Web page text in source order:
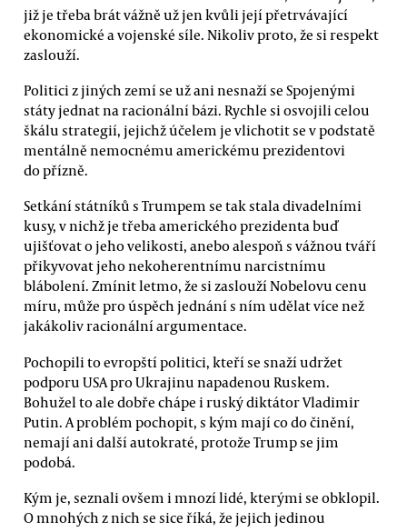
již je třeba brát vážně už jen kvůli její přetrvávající
ekonomické a vojenské síle. Nikoliv proto, že si respekt
zaslouží.
Politici z jiných zemí se už ani nesnaží se Spojenými
státy jednat na racionální bázi. Rychle si osvojili celou
škálu strategií, jejichž účelem je vlichotit se v podstatě
mentálně nemocnému americkému prezidentovi
do přízně.
Setkání státníků s Trumpem se tak stala divadelními
kusy, v nichž je třeba amerického prezidenta buď
ujišťovat o jeho velikosti, anebo alespoň s vážnou tváří
přikyvovat jeho nekoherentnímu narcistnímu
blábolení. Zmínit letmo, že si zaslouží Nobelovu cenu
míru, může pro úspěch jednání s ním udělat více než
jakákoliv racionální argumentace.
Pochopili to evropští politici, kteří se snaží udržet
podporu USA pro Ukrajinu napadenou Ruskem.
Bohužel to ale dobře chápe i ruský diktátor Vladimir
Putin. A problém pochopit, s kým mají co do činění,
nemají ani další autokraté, protože Trump se jim
podobá.
Kým je, seznali ovšem i mnozí lidé, kterými se obklopil.
O mnohých z nich se sice říká, že jejich jedinou